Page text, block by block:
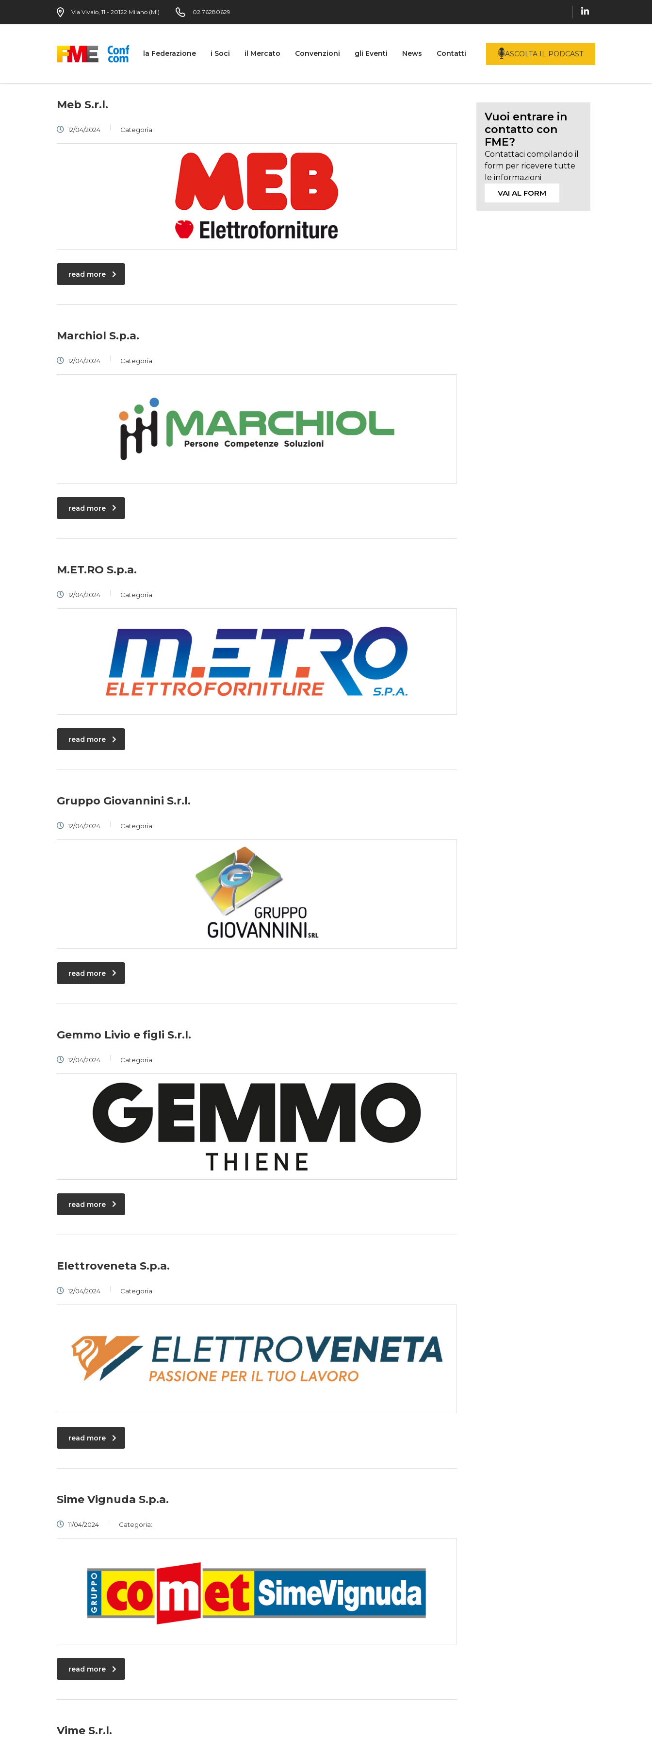
Via Vivaio, 11 - 20122 Milano (MI) 02.76280629
la Federazione i Soci il Mercato Convenzioni gli Eventi News Contatti ASCOLTA IL PODCAST
Meb S.r.l.
12/04/2024 Categoria:
read more
Marchiol S.p.a.
12/04/2024 Categoria:
read more
M.ET.RO S.p.a.
12/04/2024 Categoria:
read more
Gruppo Giovannini S.r.l.
12/04/2024 Categoria:
read more
Gemmo Livio e figli S.r.l.
12/04/2024 Categoria:
read more
Elettroveneta S.p.a.
12/04/2024 Categoria:
read more
Sime Vignuda S.p.a.
11/04/2024 Categoria:
read more
Vime S.r.l.
Vuoi entrare in
contatto con
FME?
Contattaci compilando il
form per ricevere tutte
le informazioni
VAI AL FORM